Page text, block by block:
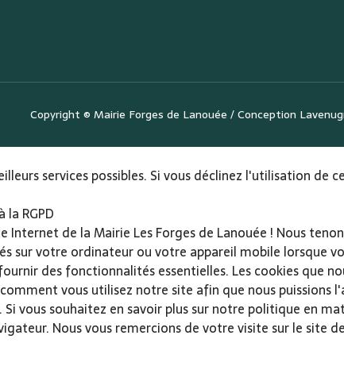
Copyright © Mairie Forges de Lanouée / Conception
services possibles. Si vous déclinez l'utilisation
RGPD
Internet de la Mairie Les Forges de Lanouée ! Nous
sur votre ordinateur ou votre appareil mobile lorsque
des fonctionnalités essentielles. Les cookies que
vous utilisez notre site afin que nous
vous souhaitez en savoir plus sur notre politique en
Nous vous remercions de votre visite sur le site